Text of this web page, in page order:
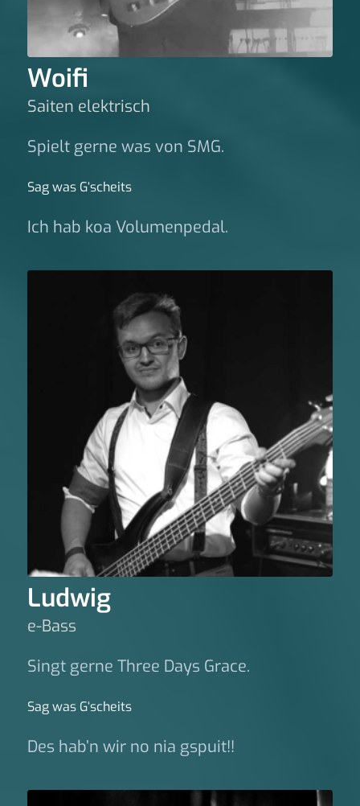
Woifi
Saiten elektrisch
Spielt gerne was von SMG.
Sag was G‘scheits
Ich hab koa Volumenpedal.
Ludwig
e-Bass
Singt gerne Three Days Grace.
Sag was G‘scheits
Des hab’n wir no nia gspuit!!